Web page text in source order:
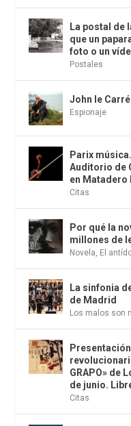
La postal de
que un
foto o un
Postales
John le
Espionaje
Parix
Auditorio de
en Matadero
Citas
Por qué la
millones de
Novela El
La sinfonia
de Madrid
Los malos son
GRAPO» de
de junio.
Citas